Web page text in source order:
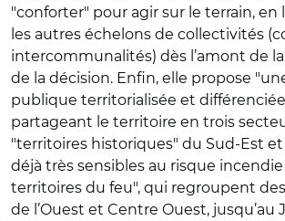
"conforter" pour agir sur le terrain, en
les autres échelons de collectivités
intercommunalités) dès l’amont de
de la décision. Enfin, elle propose
publique territorialisée et
partageant le territoire en trois
"territoires historiques" du Sud-Est
déjà très sensibles au risque
territoires du feu", qui regroupent
de l’Ouest et Centre Ouest, jusqu’au